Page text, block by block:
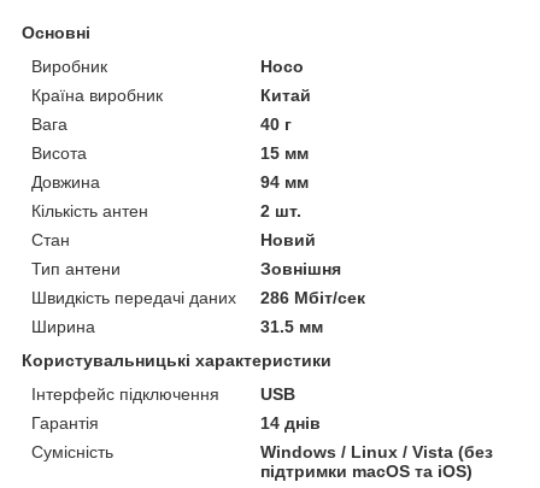
Основні
Виробник
Hoco
Країна виробник
Китай
Вага
40 г
Висота
15 мм
Довжина
94 мм
Кількість антен
2 шт.
Стан
Новий
Тип антени
Зовнішня
Швидкість передачі даних
286 Мбіт/сек
Ширина
31.5 мм
Користувальницькі характеристики
Інтерфейс підключення
USB
Гарантія
14 днів
Сумісність
Windows / Linux / Vista (без
підтримки macOS та iOS)